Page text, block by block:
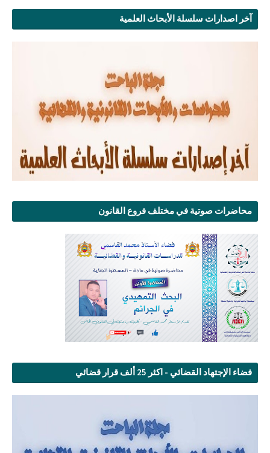
آخر اصدارات سلسلة الأبحاث العلمية
محاضرات صوتية في مختلف فروع القانون
فضاء الإجتهاد القضائي - اكثر 25 ألف قرار قضائي